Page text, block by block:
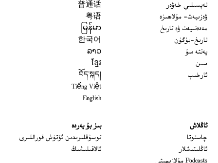
تەپسىلىي خەۋەر
ۋەزىيەت- مۇلاھىزە
مەدەنىيەت ۋە تارىخ
تارىخ-بۈگۈن
يەتتە سۇ
سىن
ئارخىپ
普通话
粤语
မြန်မာ
한국어
ລາວ
ខ្មែរ
བོད་སྐད།
Tiếng Việt
English
ئاڭلاش
چاستوتا
ئاڭلىتىشلار
بىز بۇ يەردە
توسۇقلىرىدىن ئۆتۈش قوراللىرى
ئالاقىلىشىڭ